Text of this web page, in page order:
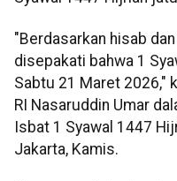
"Berdasarkan hisab
disepakati bahwa 1
Sabtu 21 Maret 2026,"
RI Nasaruddin Umar
Isbat 1 Syawal 1447
Jakarta, Kamis.